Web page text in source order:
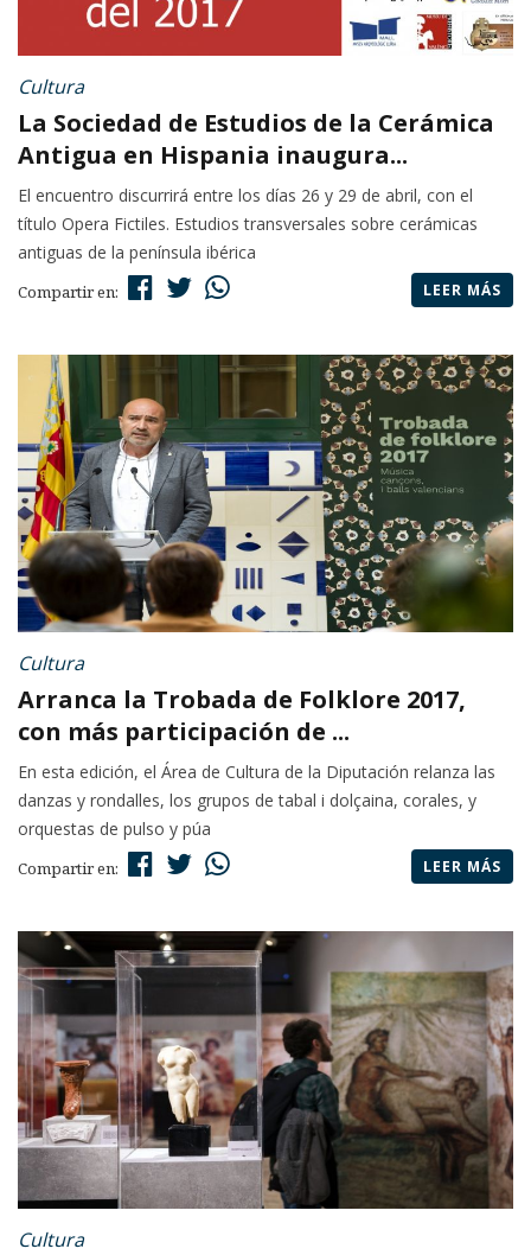
Cultura
La Sociedad de Estudios de la Cerámica
Antigua en Hispania inaugura...
El encuentro discurrirá entre los días 26 y 29 de abril, con el
título Opera Fictiles. Estudios transversales sobre cerámicas
antiguas de la península ibérica
Compartir en: LEER MÁS
Cultura
Arranca la Trobada de Folklore 2017,
con más participación de ...
En esta edición, el Área de Cultura de la Diputación relanza las
danzas y rondalles, los grupos de tabal i dolçaina, corales, y
orquestas de pulso y púa
Compartir en: LEER MÁS
Cultura